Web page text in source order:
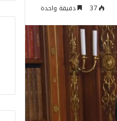
37 دقيقة واحدة